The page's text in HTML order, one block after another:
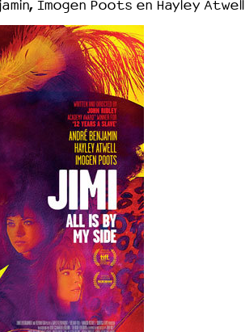
Imogen Poots en Hayley Atwell